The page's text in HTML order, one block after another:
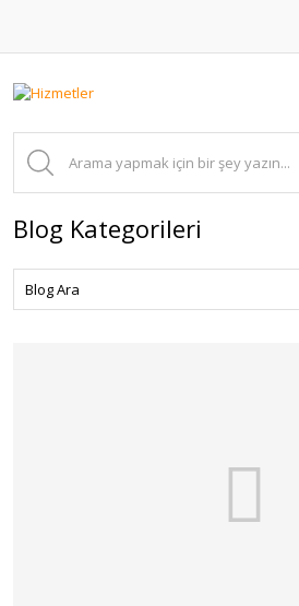
Blog Kategorileri